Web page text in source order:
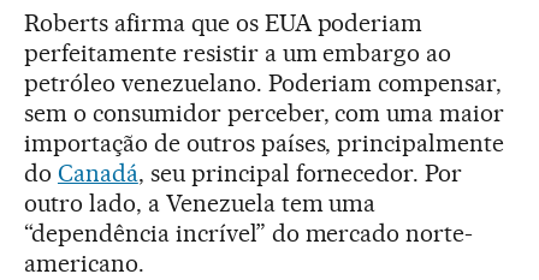
Roberts afirma que os EUA poderiam
perfeitamente resistir a um embargo ao
petróleo venezuelano. Poderiam compensar,
sem o consumidor perceber, com uma maior
importação de outros países, principalmente
do Canadá, seu principal fornecedor. Por
outro lado, a Venezuela tem uma
“dependência incrível” do mercado norte-
americano.